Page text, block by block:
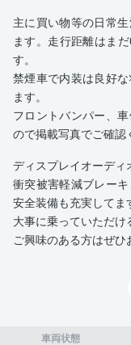
車両状態
主に買い物等の日常
ます。走行距離はま
す。
禁煙車で内装は良好
ます。
フロントバンパー、
ので掲載写真でご確認
ディスプレイオーディ
衝突被害軽減ブレー
安全装備も充実してま
大事に乗っていただけ
ご興味のある方はぜひ